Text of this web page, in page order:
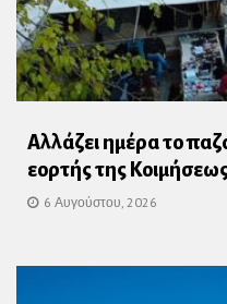
Αλλάζει ημέρα το
εορτής της
6 Αυγούστου, 2026